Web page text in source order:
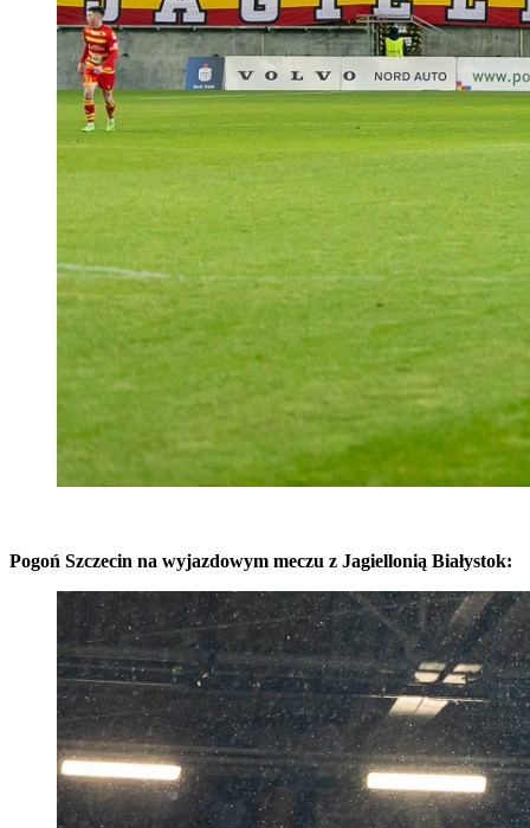
Pogoń Szczecin na wyjazdowym meczu z Jagiellonią Białystok: